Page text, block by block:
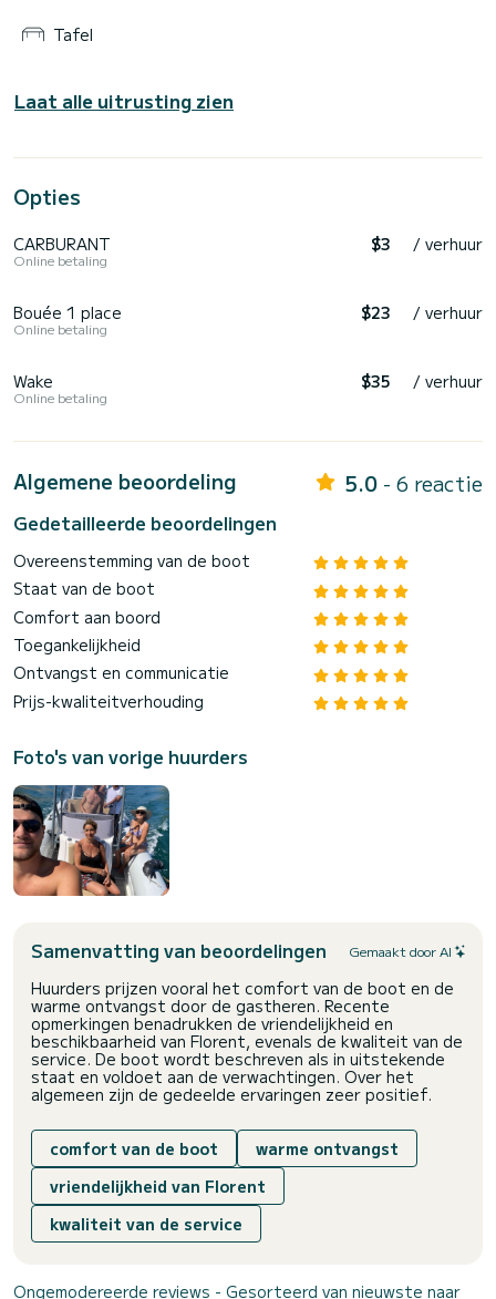
Tafel
Laat alle uitrusting zien
Opties
CARBURANT
Online betaling
$3 / verhuur
Bouée 1 place
Online betaling
$23 / verhuur
Wake
Online betaling
$35 / verhuur
Algemene beoordeling 5.0 - 6 reactie
Gedetailleerde beoordelingen
Overeenstemming van de boot
Staat van de boot
Comfort aan boord
Toegankelijkheid
Ontvangst en communicatie
Prijs-kwaliteitverhouding
Foto's van vorige huurders
Samenvatting van beoordelingen Gemaakt door AI
Huurders prijzen vooral het comfort van de boot en de
warme ontvangst door de gastheren. Recente
opmerkingen benadrukken de vriendelijkheid en
beschikbaarheid van Florent, evenals de kwaliteit van de
service. De boot wordt beschreven als in uitstekende
staat en voldoet aan de verwachtingen. Over het
algemeen zijn de gedeelde ervaringen zeer positief.
comfort van de boot
warme ontvangst
vriendelijkheid van Florent
kwaliteit van de service
Ongemodereerde reviews - Gesorteerd van nieuwste naar